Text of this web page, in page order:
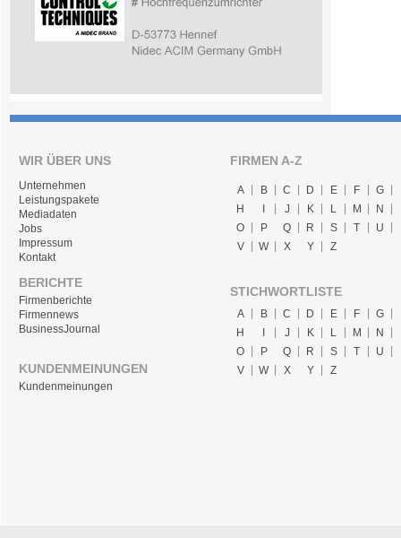
WIR ÜBER UNS
Unternehmen
Leistungspakete
Mediadaten
Jobs
Impressum
Kontakt
BERICHTE
Firmenberichte
Firmennews
BusinessJournal
KUNDENMEINUNGEN
Kundenmeinungen
FIRMEN A-Z
A B C D E F
G
H
J K L M
N
O
P Q R S T
U
V
W X Y Z
STICHWORTLISTE
A B C D E F
G
H
J K L M
N
O
P Q R S T
U
V
W X Y Z